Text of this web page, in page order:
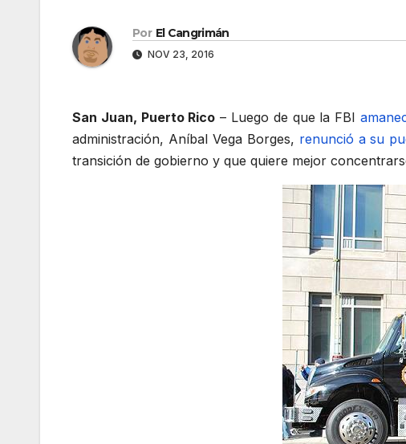
Por El Cangrimán
NOV 23, 2016
San Juan, Puerto Rico – Luego de que la FBI
administración, Aníbal Vega Borges, renunció a su
transición de gobierno y que quiere mejor